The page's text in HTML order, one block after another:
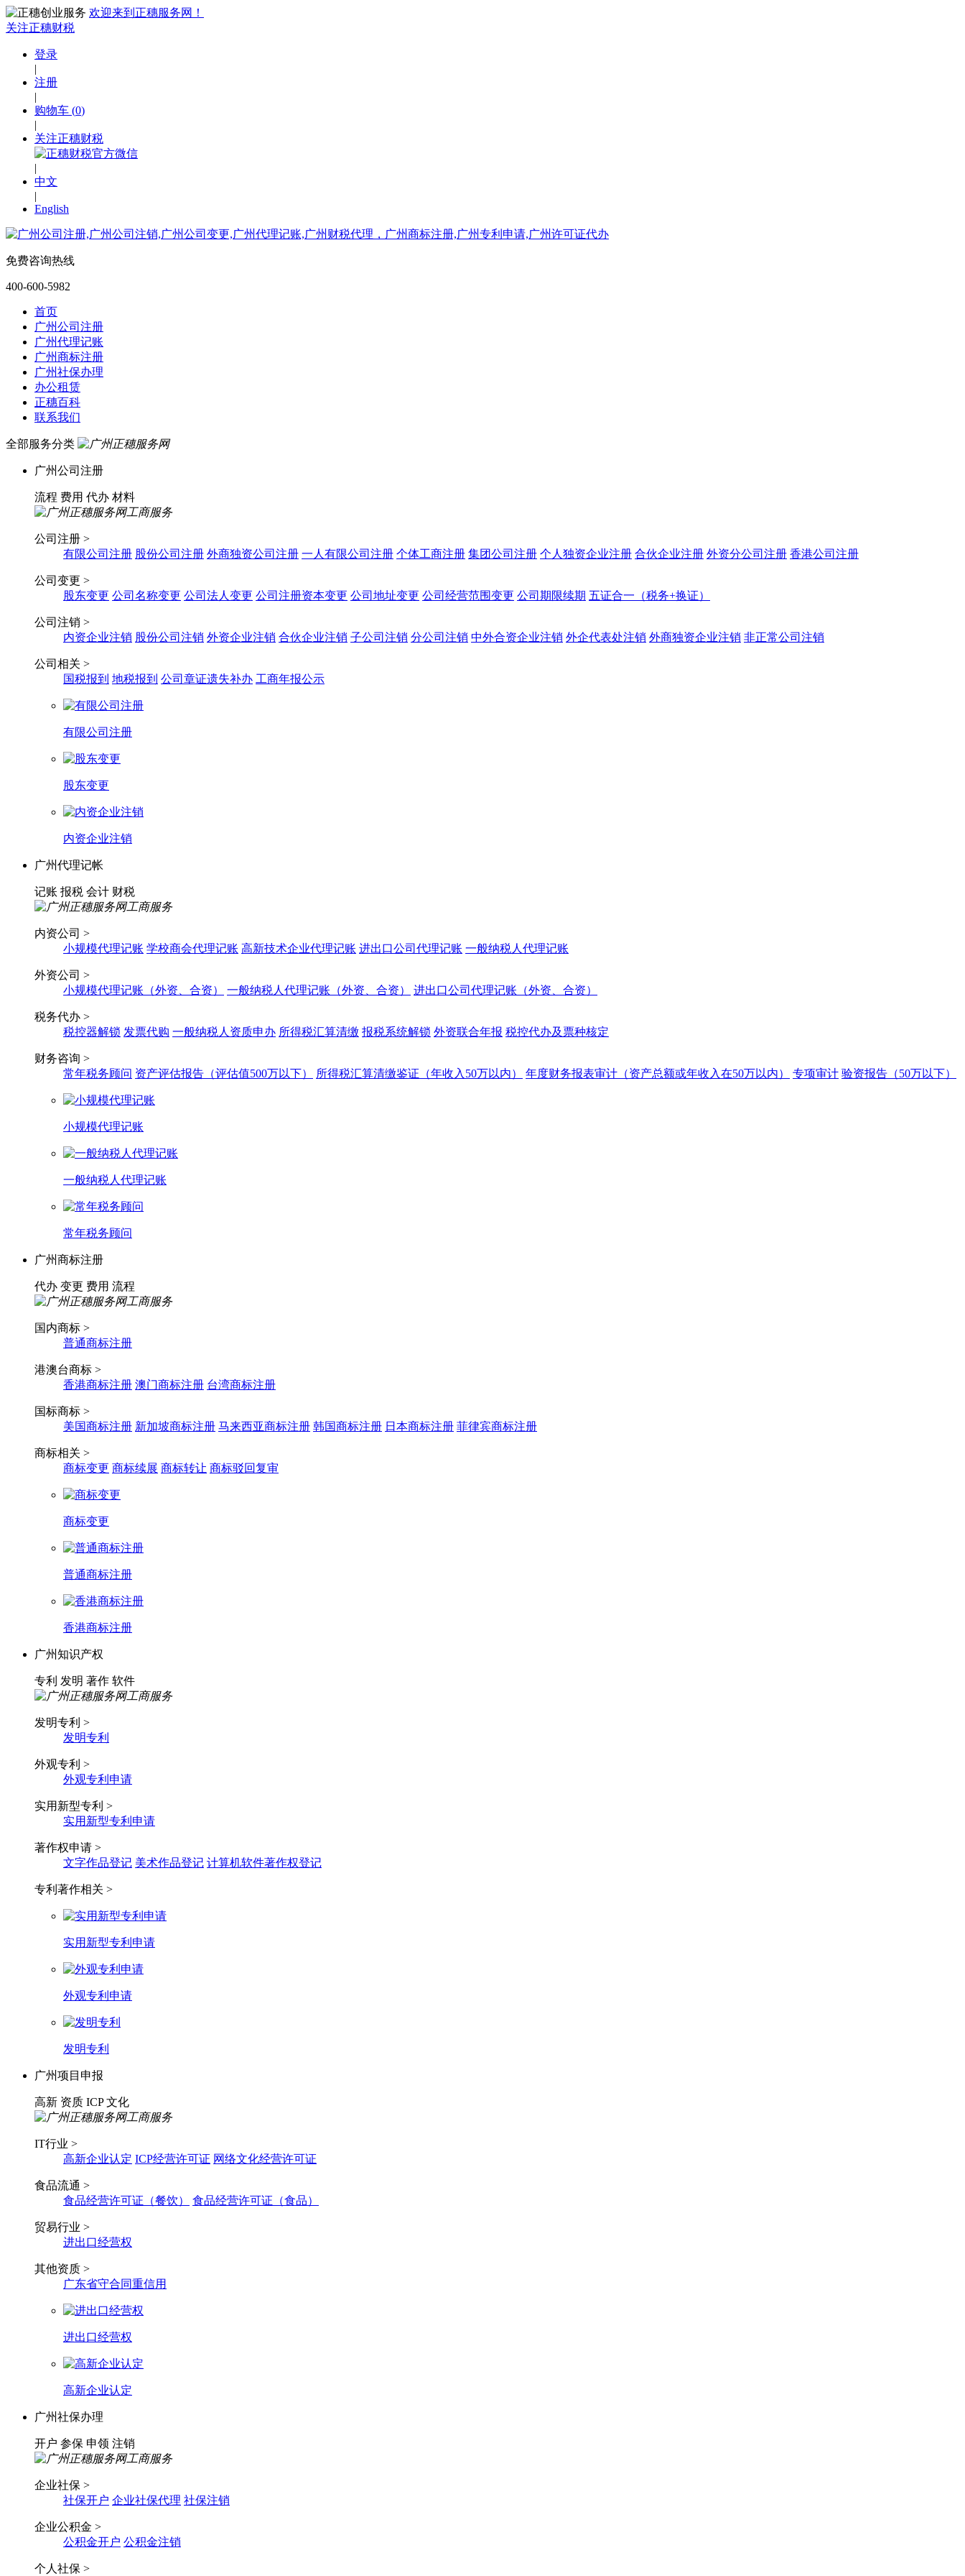
欢迎来到正穗服务网！
关注正穗财税
登录
|
注册
|
购物车 (0)
|
关注正穗财税
|
中文
|
English
免费咨询热线
400-600-5982
首页
广州公司注册
广州代理记账
广州商标注册
广州社保办理
办公租赁
正穗百科
联系我们
全部服务分类
广州公司注册
流程 费用 代办 材料
公司注册 >
有限公司注册 股份公司注册 外商独资公司注册 一人有限公司注册 个体工商注册 集团公司注册 个人独资企业注册 合伙企业注册 外资分公司注册 香港公司注册
公司变更 >
股东变更 公司名称变更 公司法人变更 公司注册资本变更 公司地址变更 公司经营范围变更 公司期限续期 五证合一（税务+换证）
公司注销 >
内资企业注销 股份公司注销 外资企业注销 合伙企业注销 子公司注销 分公司注销 中外合资企业注销 外企代表处注销 外商独资企业注销 非正常公司注销
公司相关 >
国税报到 地税报到 公司章证遗失补办 工商年报公示
有限公司注册
股东变更
内资企业注销
广州代理记帐
记账 报税 会计 财税
内资公司 >
小规模代理记账 学校商会代理记账 高新技术企业代理记账 进出口公司代理记账 一般纳税人代理记账
外资公司 >
小规模代理记账（外资、合资）
一般纳税人代理记账（外资、合资） 进出口公司代理记账（外资、合资）
税务代办 >
税控器解锁 发票代购 一般纳税人资质申办 所得税汇算清缴 报税系统解锁 外资联合年报 税控代办及票种核定
财务咨询 >
常年税务顾问 资产评估报告（评估值500万以下） 所得税汇算清缴鉴证（年收入50万以内） 年度财务报表审计（资产总额或年收入在50万以内） 专项审计 验资报告（50万以下）
小规模代理记账
一般纳税人代理记账
常年税务顾问
广州商标注册
代办 变更 费用 流程
国内商标 >
普通商标注册
港澳台商标 >
香港商标注册 澳门商标注册 台湾商标注册
国标商标 >
美国商标注册 新加坡商标注册 马来西亚商标注册 韩国商标注册 日本商标注册 菲律宾商标注册
商标相关 >
商标变更 商标续展 商标转让 商标驳回复审
商标变更
普通商标注册
香港商标注册
广州知识产权
专利 发明 著作 软件
发明专利 >
发明专利
外观专利 >
外观专利申请
实用新型专利 >
实用新型专利申请
著作权申请 >
文字作品登记 美术作品登记 计算机软件著作权登记
专利著作相关 >
实用新型专利申请
外观专利申请
发明专利
广州项目申报
高新 资质 ICP 文化
IT行业 >
高新企业认定 ICP经营许可证 网络文化经营许可证
食品流通 >
食品经营许可证（餐饮）
食品经营许可证（食品）
贸易行业 >
进出口经营权
其他资质 >
广东省守合同重信用
进出口经营权
高新企业认定
广州社保办理
开户 参保 申领 注销
企业社保 >
社保开户 企业社保代理 社保注销
企业公积金 >
公积金开户 公积金注销
个人社保 >